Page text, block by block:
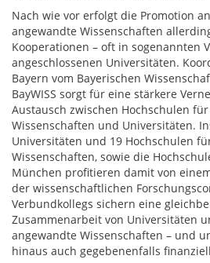
Nach wie vor erfolgt die Promotion
angewandte Wissenschaften
Kooperationen – oft in sogenannten
angeschlossenen Universitäten.
Bayern vom Bayerischen
BayWISS sorgt für eine stärkere
Austausch zwischen Hochschulen
Wissenschaften und Universitäten.
Universitäten und 19 Hochschulen
Wissenschaften, sowie die
München profitieren damit von
der wissenschaftlichen
Verbundkollegs sichern eine
Zusammenarbeit von Universitäten
angewandte Wissenschaften – und
hinaus auch gegebenenfalls